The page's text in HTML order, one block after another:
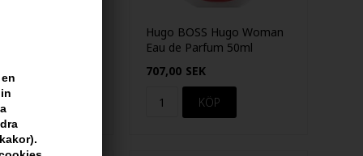
Hugo BOSS Hugo Woman
Eau de Parfum 50ml
707,00 SEK